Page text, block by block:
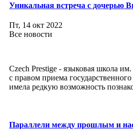
Уникальная встреча с дочерью
Пт, 14 окт 2022
Все новости
Czech Prestige - языковая школа
с правом приема
имела редкую возможность
Параллели между прошлым и